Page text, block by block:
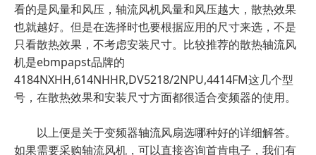
看的是风量和风压，轴流风机风量和风压越大，散热效果
也就越好。但是在选择时也要根据应用的尺寸来选，不是
只看散热效果，不考虑安装尺寸。比较推荐的散热轴流风
机是ebmpapst品牌的
4184NXHH,614NHHR,DV5218/2NPU,4414FM这几个型
号，在散热效果和安装尺寸方面都很适合变频器的使用。
以上便是关于变频器轴流风扇选哪种好的详细解答。
如果需要采购轴流风机，可以直接咨询首肯电子，我们有